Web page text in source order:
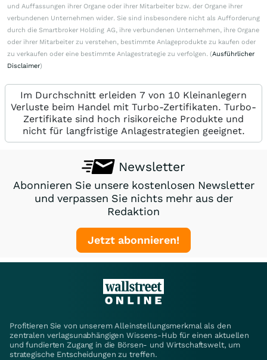
und Auffassungen ihrer Organe oder ihrer Mitarbeiter bzw. der Organe ihrer
verbundenen Unternehmen wider. Sie sind insbesondere nicht als Aufforderung
durch die Smartbroker Holding AG, ihre verbundenen Unternehmen, ihre Organe
oder ihrer Mitarbeiter zu verstehen, bestimmte Anlageprodukte zu kaufen oder
zu verkaufen oder eine bestimmte Anlagestrategie zu verfolgen. (Ausführlicher
Disclaimer)
Im Durchschnitt erleiden 7 von 10 Kleinanlegern
Verluste beim Handel mit Turbo-Zertifikaten. Turbo-
Zertifikate sind hoch risikoreiche Produkte und
nicht für langfristige Anlagestrategien geeignet.
Newsletter
Abonnieren Sie unsere kostenlosen Newsletter
und verpassen Sie nichts mehr aus der
Redaktion
Jetzt abonnieren!
Profitieren Sie von unserem Alleinstellungsmerkmal als den
zentralen verlagsunabhängigen Wissens-Hub für einen aktuellen
und fundierten Zugang in die Börsen- und Wirtschaftswelt, um
strategische Entscheidungen zu treffen.